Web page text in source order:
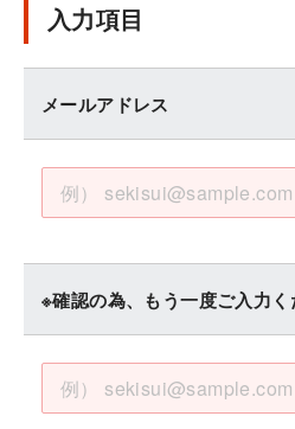
入力項目
メールアドレス
※確認の為、もう一度ご入力く